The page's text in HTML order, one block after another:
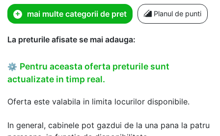
mai multe categorii de pret Planul de punti
La preturile afisate se mai adauga:
⚙ Pentru aceasta oferta preturile sunt
actualizate in timp real.
Oferta este valabila in limita locurilor disponibile.
In general, cabinele pot gazdui de la una pana la patru